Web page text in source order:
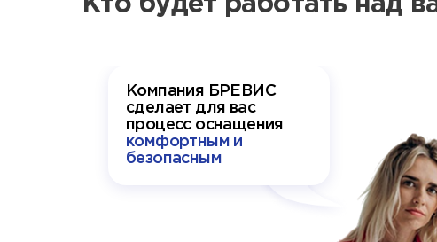
Компания БРЕВИС
сделает для вас
процесс оснащения
комфортным и
безопасным